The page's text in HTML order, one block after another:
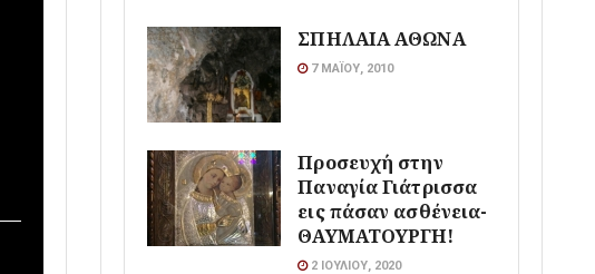
ΣΠΗΛΑΙΑ ΑΘΩΝΑ
7 ΜΑΪ́ΟΥ, 2010
Προσευχή στην
Παναγία Γιάτρισσα
εις πάσαν ασθένεια-
ΘΑΥΜΑΤΟΥΡΓΗ!
2 ΙΟΥΛΊΟΥ, 2020